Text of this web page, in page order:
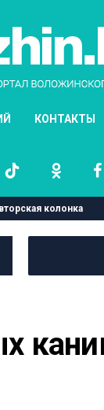
КОНТАКТЫ
колонка